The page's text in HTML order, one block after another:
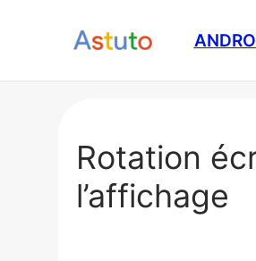
Rotation
l’affichage